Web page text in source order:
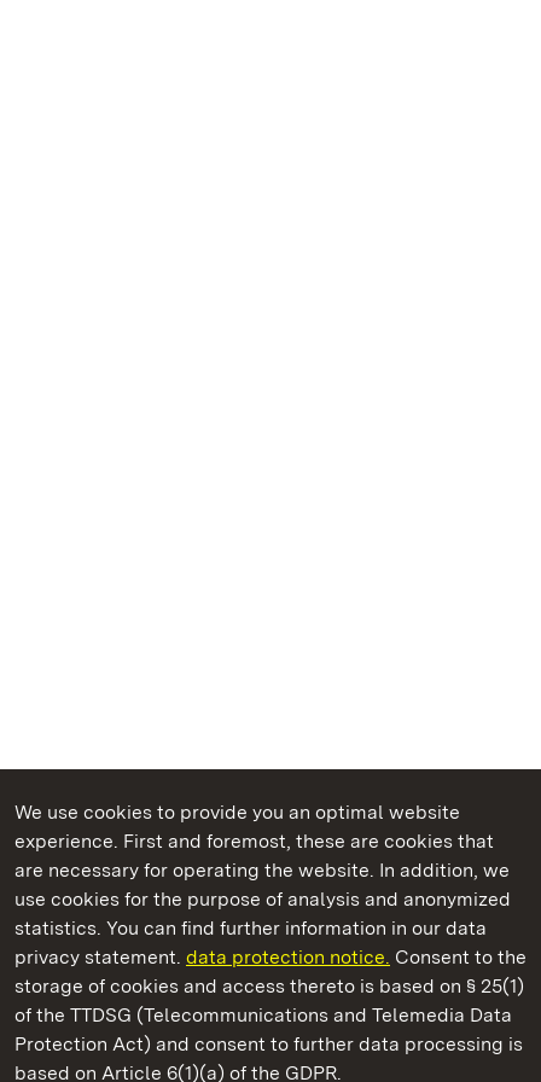
We use cookies to provide you an optimal website
experience. First and foremost, these are cookies that
are necessary for operating the website. In addition, we
use cookies for the purpose of analysis and anonymized
statistics. You can find further information in our data
privacy statement. data protection notice. Consent to the
storage of cookies and access thereto is based on § 25(1)
of the TTDSG (Telecommunications and Telemedia Data
Protection Act) and consent to further data processing is
based on Article 6(1)(a) of the GDPR.
State Palaces and Gardens of Baden-Wuerttemberg
Badenweiler Castle